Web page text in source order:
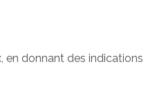
en donnant des indications